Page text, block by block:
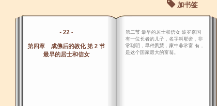
加书签
- 22 -
第四章 成佛后的教化 第 2 节
最早的居士和信女
第二节 最早的居士和信女 波罗奈国
有一位长者的儿子，名字叫耶舍，非
常聪明，早种夙慧，家中非常富 有，
是这个国家最大的富翁。